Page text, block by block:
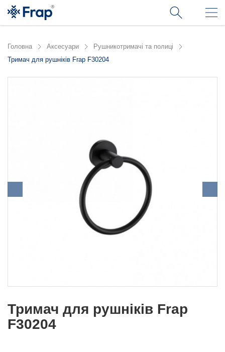
Головна Аксесуари
Рушникотримачі та полиці
Тримач для рушніків Frap F30204
Тримач для рушніків Frap
F30204